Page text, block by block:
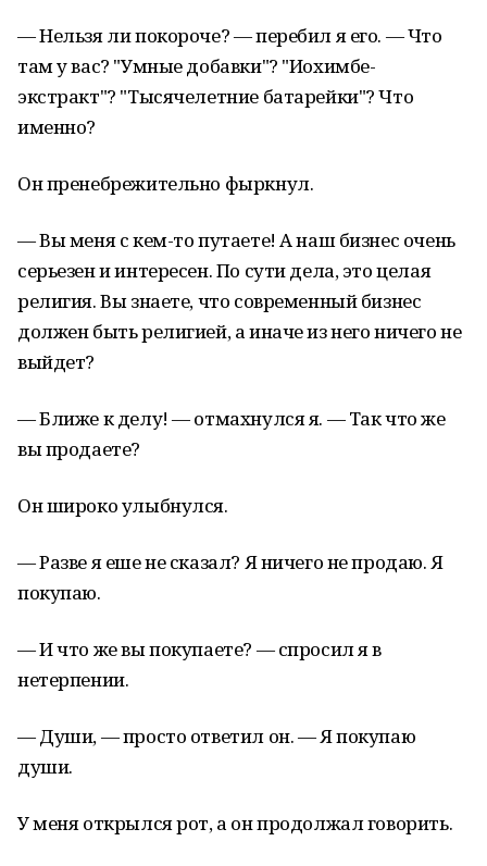
— Нельзя ли покороче? — перебил я его. — Что
там у вас? "Умные добавки"? "Иохимбе-
экстракт"? "Тысячелетние батарейки"? Что
именно?
Он пренебрежительно фыркнул.
— Вы меня с кем-то путаете! А наш бизнес очень
серьезен и интересен. По сути дела, это целая
религия. Вы знаете, что современный бизнес
должен быть религией, а иначе из него ничего не
выйдет?
— Ближе к делу! — отмахнулся я. — Так что же
вы продаете?
Он широко улыбнулся.
— Разве я еше не сказал? Я ничего не продаю. Я
покупаю.
— И что же вы покупаете? — спросил я в
нетерпении.
— Души, — просто ответил он. — Я покупаю
души.
У меня открылся рот, а он продолжал говорить.